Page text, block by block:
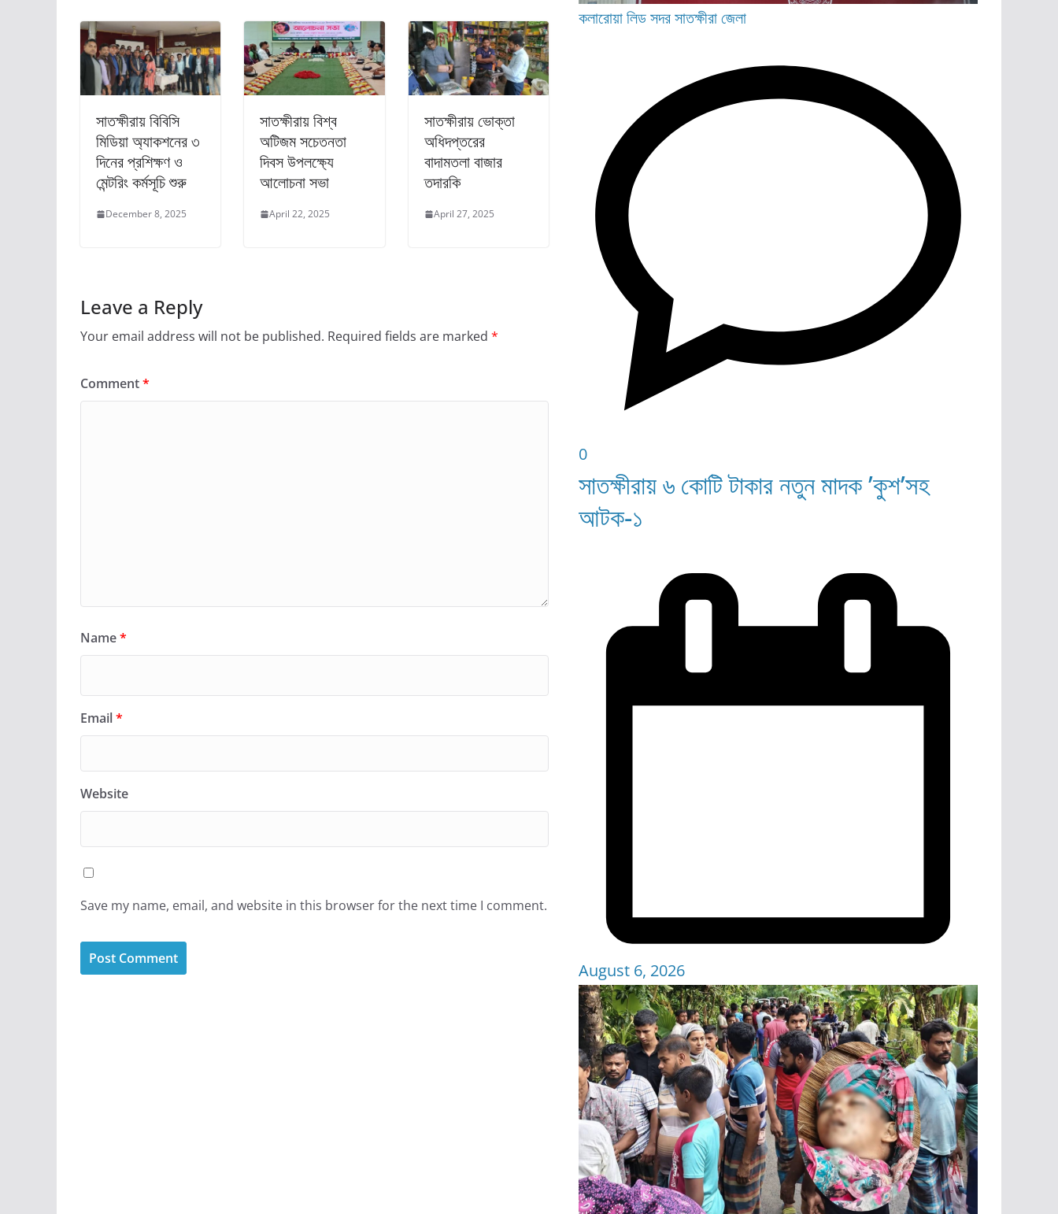
সাতক্ষীরায় বিবিসি
মিডিয়া অ্যাকশনের ৩
দিনের প্রশিক্ষণ ও
মেন্টরিং কর্মসূচি শুরু
December 8, 2025
সাতক্ষীরায় বিশ্ব
অটিজম সচেতনতা
দিবস উপলক্ষ্যে
আলোচনা সভা
April 22, 2025
সাতক্ষীরায় ভোক্তা
অধিদপ্তরের
বাদামতলা বাজার
তদারকি
April 27, 2025
Leave a Reply
Your email address will not be published. Required fields are marked *
Comment*
Name*
Email*
Website
Save my name, email, and website in this browser for the next time I comment.
কলারোয়ালিডসদরসাতক্ষীরা জেলা
0
সাতক্ষীরায় ৬ কোটি টাকার নতুন মাদক ’কুশ’সহ
আটক-১
August 6, 2026